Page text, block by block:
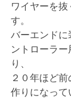
ワイヤーを抜
す。
バーエンドに
ントローラ
り、
２０年ほど
作りになって